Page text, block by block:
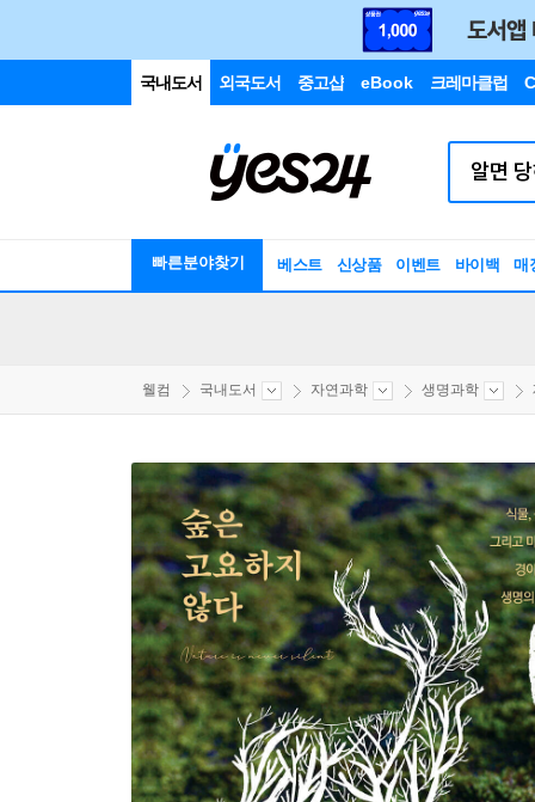
국내도서 외국도서 중고샵 eBook 크레마클럽
빠른분야찾기 베스트 신상품 이벤트 바이백 매
웰컴 국내도서 자연과학 생명과학